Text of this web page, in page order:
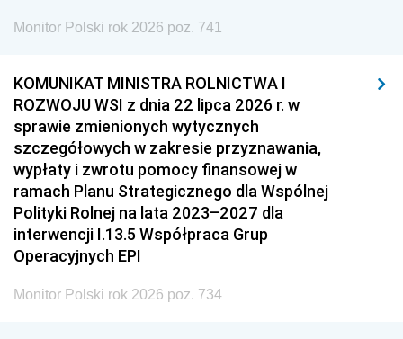
Monitor Polski rok 2026 poz. 741
KOMUNIKAT MINISTRA ROLNICTWA I
ROZWOJU WSI z dnia 22 lipca 2026 r. w
sprawie zmienionych wytycznych
szczegółowych w zakresie przyznawania,
wypłaty i zwrotu pomocy finansowej w
ramach Planu Strategicznego dla Wspólnej
Polityki Rolnej na lata 2023–2027 dla
interwencji I.13.5 Współpraca Grup
Operacyjnych EPI
Monitor Polski rok 2026 poz. 734